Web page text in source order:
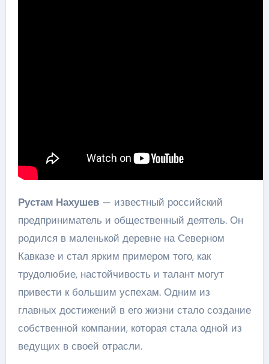
Рустам Нахушев— известный российский
предприниматель и общественный деятель. Он
родился в маленькой деревне на Северном
Кавказе и стал ярким примером того, как
трудолюбие, настойчивость и талант могут
привести к большим успехам. Одним из
главных достижений в его жизни стало создание
собственной компании, которая стала одной из
ведущих в своей отрасли.